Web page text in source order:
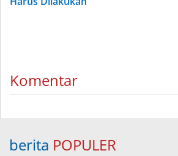
Komentar
berita POPULER